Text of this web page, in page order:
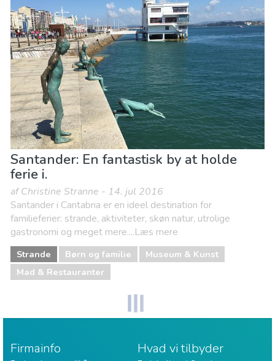
Museum & Kunst
Strande
Santander: En fantastisk by at holde
ferie i.
af Christine Stranne - 14. jul 2016
Santander i Cantabria er en ideel destination for
familieferier: strande, aktiviteter, skøn natur, utrolige
gastronomi og meget mere....Læs mere
Strande Børn og familie
Museum & Kunst
Mad & Restauranter
Firmainfo Hvad vi tilbyder